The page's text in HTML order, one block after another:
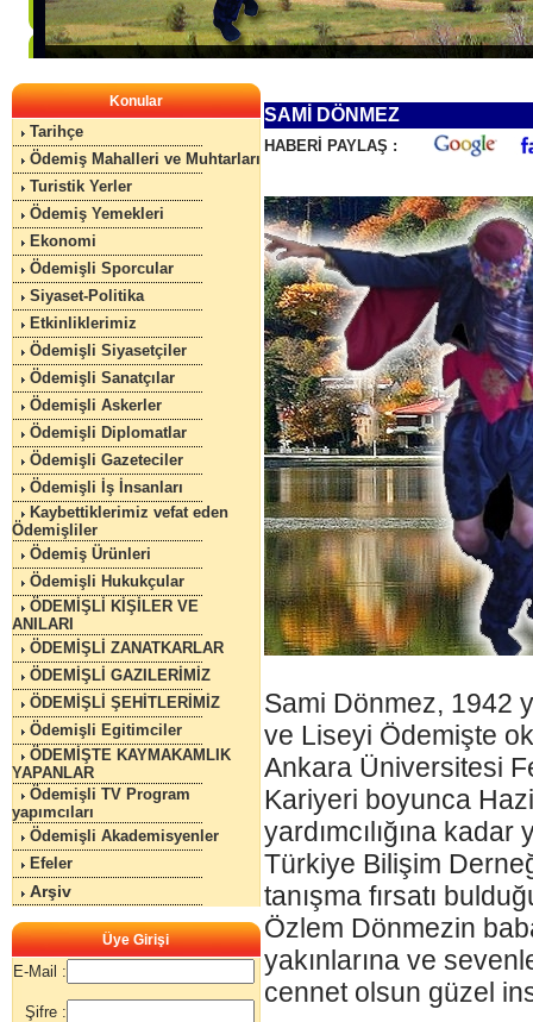
Konular
Tarihçe
Ödemiş Mahalleri ve Muhtarları
Turistik Yerler
Ödemiş Yemekleri
Ekonomi
Ödemişli Sporcular
Siyaset-Politika
Etkinliklerimiz
Ödemişli Siyasetçiler
Ödemişli Sanatçılar
Ödemişli Askerler
Ödemişli Diplomatlar
Ödemişli Gazeteciler
Ödemişli İş İnsanları
Kaybettiklerimiz vefat eden
Ödemişliler
Ödemiş Ürünleri
Ödemişli Hukukçular
ÖDEMİŞLİ KİŞİLER VE
ANILARI
ÖDEMİŞLİ ZANATKARLAR
ÖDEMİŞLİ GAZILERİMİZ
ÖDEMİŞLİ ŞEHİTLERİMİZ
Ödemişli Egitimciler
ÖDEMİŞTE KAYMAKAMLIK
YAPANLAR
Ödemişli TV Program
yapımcıları
Ödemişli Akademisyenler
Efeler
Arşiv
Üye Girişi
E-Mail :
Şifre :
SAMİ DÖNMEZ
HABERİ PAYLAŞ :
Sami Dönmez, 1942
ve Liseyi Ödemişte
Ankara Üniversitesi
Kariyeri boyunca
yardımcılığına
Türkiye Bilişim
tanışma fırsatı
Özlem Dönmezin
yakınlarına ve
cennet olsun güzel